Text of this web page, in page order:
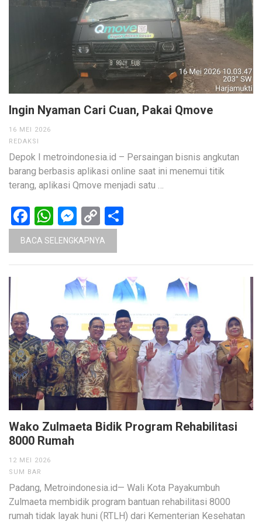
Ingin Nyaman Cari Cuan, Pakai Qmove
16 MEI 2026
REDAKSI
Depok I metroindonesia.id – Persaingan bisnis angkutan
barang berbasis aplikasi online saat ini menemui titik
terang, aplikasi Qmove menjadi satu …
Facebook
WhatsApp
Messenger
Copy
Link
BACA SELENGKAPNYA
Wako Zulmaeta Bidik Program Rehabilitasi
8000 Rumah
12 MEI 2026
SUM BAR
Padang, Metroindonesia.id— Wali Kota Payakumbuh
Zulmaeta membidik program bantuan rehabilitasi 8000
rumah tidak layak huni (RTLH) dari Kementerian Kesehatan